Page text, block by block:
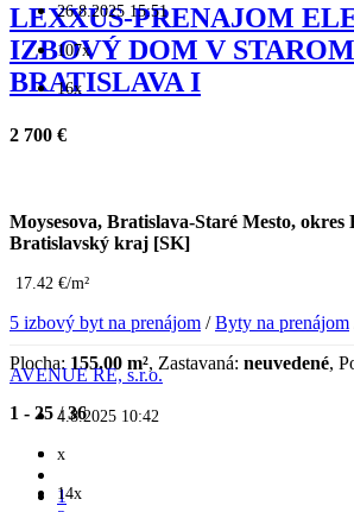
26.8.2025 15:51
107x
16x
LEXXUS-PRENAJOM
IZBOVÝ DOM V
BRATISLAVA I
2 700 €
Moysesova, Bratislava-Staré Mesto, okres
Bratislavský kraj [SK]
17.42 €/m²
5 izbový byt na prenájom /Byty na prenájom
Plocha: 155.00 m², Zastavaná: neuvedené,
AVENUE RE, s.r.o.
4.8.2025 10:42
x
14x
1 - 25/36
1